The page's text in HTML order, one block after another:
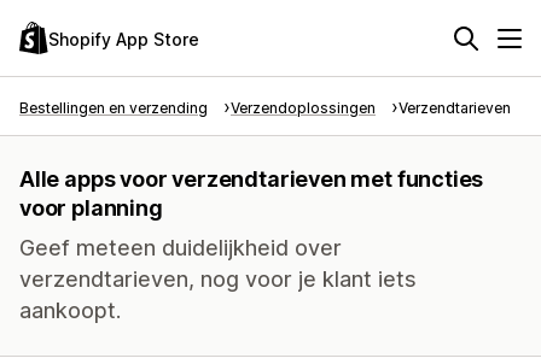
Shopify App Store
Bestellingen en verzending Verzendoplossingen Verzendtarieven
Alle apps voor verzendtarieven met functies
voor planning
Geef meteen duidelijkheid over
verzendtarieven, nog voor je klant iets
aankoopt.